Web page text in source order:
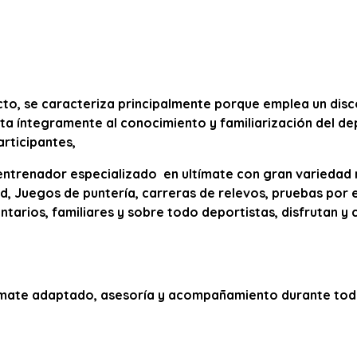
se caracteriza principalmente porque emplea un
íntegramente al conocimiento y familiarización del
especializado en ultímate con gran variedad
Juegos de puntería, carreras de relevos, pruebas por
familiares y sobre todo deportistas, disfrutan y
adaptado, asesoría y acompañamiento durante